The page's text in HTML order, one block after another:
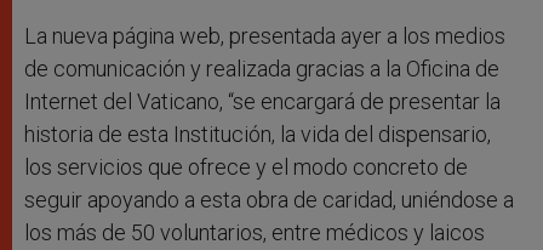
La nueva página web, presentada ayer a los medios
de comunicación y realizada gracias a la Oficina de
Internet del Vaticano, “se encargará de presentar la
historia de esta Institución, la vida del dispensario,
los servicios que ofrece y el modo concreto de
seguir apoyando a esta obra de caridad, uniéndose a
los más de 50 voluntarios, entre médicos y laicos